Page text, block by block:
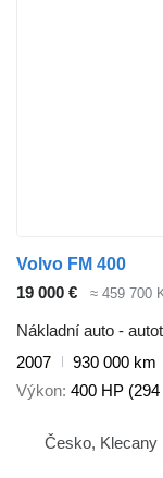
Volvo FM 400
19 000 €
≈ 459 700
Nákladní auto -
2007
930 000 km
Výkon 400 HP
Česko, Klecany